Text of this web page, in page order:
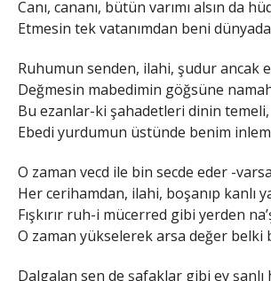
Canı, cananı, bütün varımı alsın da
Etmesin tek vatanımdan beni
Ruhumun senden, ilahi, şudur ancak
Değmesin mabedimin göğsüne
Bu ezanlar-ki şahadetleri dinin temeli,
Ebedi yurdumun üstünde benim
O zaman vecd ile bin secde eder -
Her cerihamdan, ilahi, boşanıp kanlı
Fışkırır ruh-i mücerred gibi yerden
O zaman yükselerek arsa değer belki
Dalgalan sen de şafaklar gibi ey şanlı